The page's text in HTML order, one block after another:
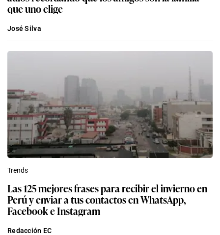
que uno elige
José Silva
Trends
Las 125 mejores frases para recibir el invierno en
Perú y enviar a tus contactos en WhatsApp,
Facebook e Instagram
Redacción EC